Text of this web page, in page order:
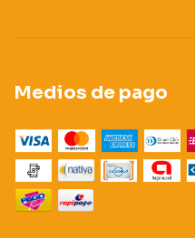
Medios de pago